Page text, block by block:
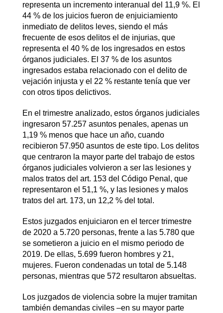
representa un incremento interanual del 11,9 %. El
44 % de los juicios fueron de enjuiciamiento
inmediato de delitos leves, siendo el más
frecuente de esos delitos el de injurias, que
representa el 40 % de los ingresados en estos
órganos judiciales. El 37 % de los asuntos
ingresados estaba relacionado con el delito de
vejación injusta y el 22 % restante tenía que ver
con otros tipos delictivos.
En el trimestre analizado, estos órganos judiciales
ingresaron 57.257 asuntos penales, apenas un
1,19 % menos que hace un año, cuando
recibieron 57.950 asuntos de este tipo. Los delitos
que centraron la mayor parte del trabajo de estos
órganos judiciales volvieron a ser las lesiones y
malos tratos del art. 153 del Código Penal, que
representaron el 51,1 %, y las lesiones y malos
tratos del art. 173, un 12,2 % del total.
Estos juzgados enjuiciaron en el tercer trimestre
de 2020 a 5.720 personas, frente a las 5.780 que
se sometieron a juicio en el mismo periodo de
2019. De ellas, 5.699 fueron hombres y 21,
mujeres. Fueron condenadas un total de 5.148
personas, mientras que 572 resultaron absueltas.
Los juzgados de violencia sobre la mujer tramitan
también demandas civiles –en su mayor parte